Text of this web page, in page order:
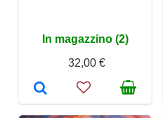
In magazzino (2)
32,00 €